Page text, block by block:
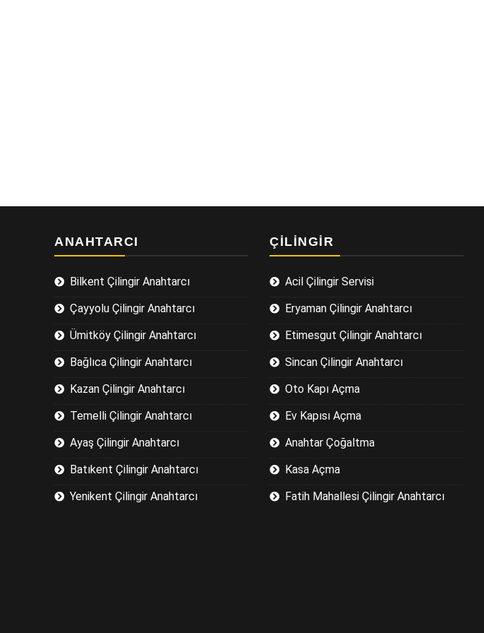
ANAHTARCI
Bilkent Çilingir Anahtarcı
Çayyolu Çilingir Anahtarcı
Ümitköy Çilingir Anahtarcı
Bağlıca Çilingir Anahtarcı
Kazan Çilingir Anahtarcı
Temelli Çilingir Anahtarcı
Ayaş Çilingir Anahtarcı
Batıkent Çilingir Anahtarcı
Yenikent Çilingir Anahtarcı
ÇILINGIR
Acil Çilingir Servisi
Eryaman Çilingir Anahtarcı
Etimesgut Çilingir Anahtarcı
Sincan Çilingir Anahtarcı
Oto Kapı Açma
Ev Kapısı Açma
Anahtar Çoğaltma
Kasa Açma
Fatih Mahallesi Çilingir Anahtarcı